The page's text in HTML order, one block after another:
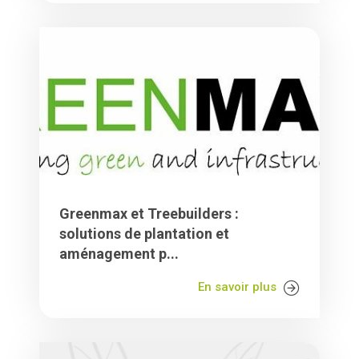
Greenmax et Treebuilders :
solutions de plantation et
aménagement p...
En savoir plus